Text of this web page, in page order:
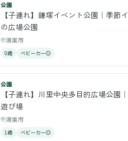
公園
【子連れ】鎌塚イベント公園｜季節
の広場公園
鴻巣市
0歳 ベビーカー◎
公園
【子連れ】川里中央多目的広場公園
遊び場
鴻巣市
1歳 ベビーカー◎